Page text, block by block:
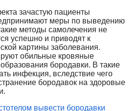
зачастую пациенты
меры по выведению
методы самолечения не
успешно и приводят к
картины заболевания.
обильные кровяные
бородавки. В такие
инфекция, вследствие чего
бородавок на здоровые
вывести бородавки